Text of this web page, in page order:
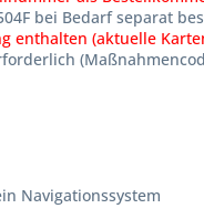
bei Bedarf separat
enthalten (aktuelle
Navigationssystem